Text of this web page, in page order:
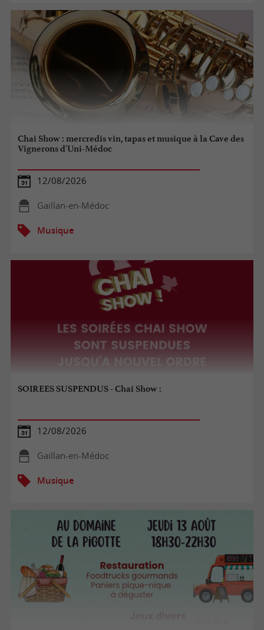
Chai Show : mercredis vin, tapas et musique à la Cave des
Vignerons d'Uni-Médoc
12/08/2026
Gaillan-en-Médoc
Musique
SOIREES SUSPENDUS - Chai Show :
12/08/2026
Gaillan-en-Médoc
Musique